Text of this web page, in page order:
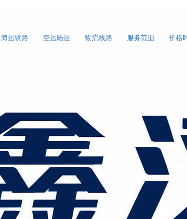
海运铁路 空运陆运 物流线路 服务范围 价格
南大件设备物流，如